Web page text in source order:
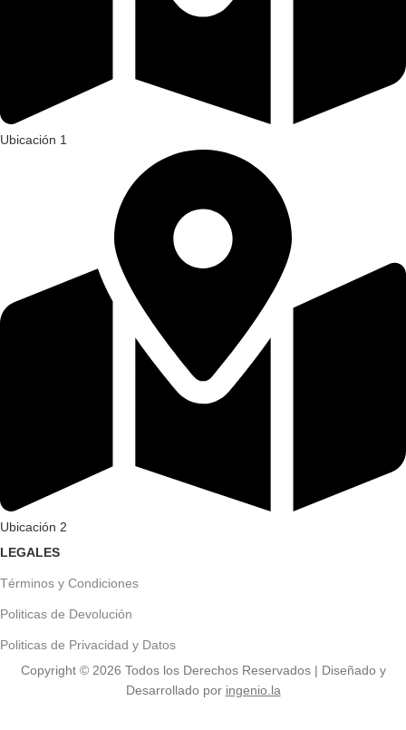
Ubicación 1
Ubicación 2
LEGALES
Términos y Condiciones
Politicas de Devolución
Politicas de Privacidad y Datos
Copyright © 2026 Todos los Derechos Reservados | Diseñado y
Desarrollado por ingenio.la